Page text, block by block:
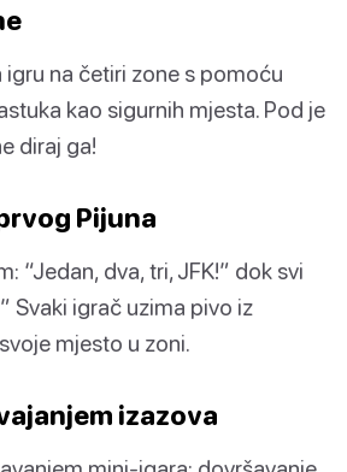
na četiri zone s pomoću
kao sigurnih mjesta. Pod je
diraj ga!
Pijuna
“Jedan, dva, tri, JFK!” dok svi
Svaki igrač uzima pivo iz
mjesto u zoni.
izazova